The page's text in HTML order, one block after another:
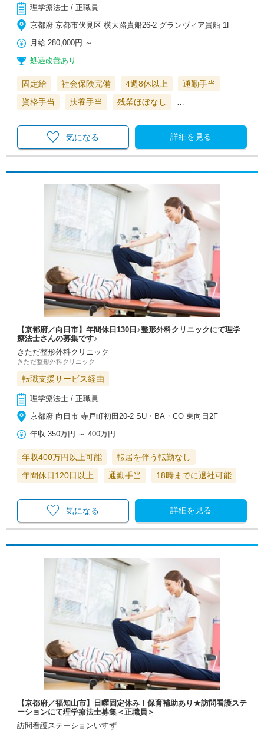
理学療法士 / 正職員
京都府 京都市伏見区 横大路貴船26-2 グランヴィア貴船 1F
月給 280,000円 ～
処遇改善あり
固定給 社会保険完備 4週8休以上
通勤手当
資格手当
扶養手当 残業ほぼなし
詳細を見る
気になる
【京都府／向日市】年間休日130日♪整形外科クリニックにて理学
療法士さんの募集です♪
きただ整形外科クリニック
きただ整形外科クリニック
転職支援サービス経由
理学療法士 / 正職員
京都府 向日市 寺戸町初田20-2 SU・BA・CO 東向日2F
年収 350万円 ～400万円
年収400万円以上可能
転居を伴う転勤なし
年間休日120日以上
通勤手当 18時までに退社可能
詳細を見る
気になる
【京都府／福知山市】日曜固定休み！保育補助あり★訪問看護ステ
ーションにて理学療法士募集＜正職員＞
訪問看護ステーションいすず